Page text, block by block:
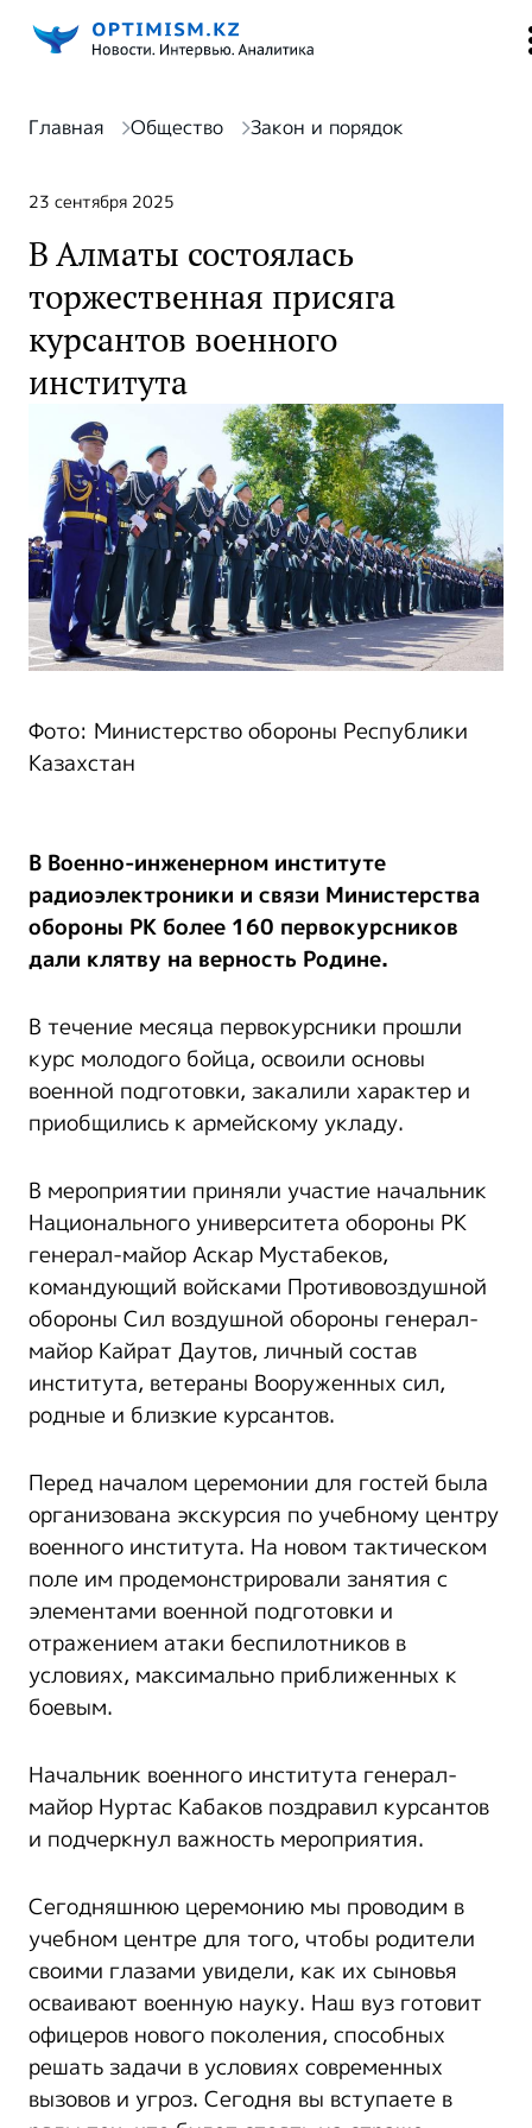
Главная Общество Закон и порядок
23 сентября 2025
В Алматы состоялась
торжественная присяга
курсантов военного
института
Фото: Министерство обороны Республики
Казахстан
В Военно-инженерном институте
радиоэлектроники и связи Министерства
обороны РК более 160 первокурсников
дали клятву на верность Родине.
В течение месяца первокурсники прошли
курс молодого бойца, освоили основы
военной подготовки, закалили характер и
приобщились к армейскому укладу.
В мероприятии приняли участие начальник
Национального университета обороны РК
генерал-майор Аскар Мустабеков,
командующий войсками Противовоздушной
обороны Сил воздушной обороны генерал-
майор Кайрат Даутов, личный состав
института, ветераны Вооруженных сил,
родные и близкие курсантов.
Перед началом церемонии для гостей была
организована экскурсия по учебному центру
военного института. На новом тактическом
поле им продемонстрировали занятия с
элементами военной подготовки и
отражением атаки беспилотников в
условиях, максимально приближенных к
боевым.
Начальник военного института генерал-
майор Нуртас Кабаков поздравил курсантов
и подчеркнул важность мероприятия.
Сегодняшнюю церемонию мы проводим в
учебном центре для того, чтобы родители
своими глазами увидели, как их сыновья
осваивают военную науку. Наш вуз готовит
офицеров нового поколения, способных
решать задачи в условиях современных
вызовов и угроз. Сегодня вы вступаете в